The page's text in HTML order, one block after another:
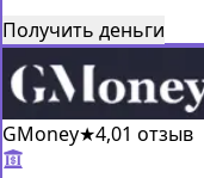
Получить деньги
GMoney★4,01 отзыв